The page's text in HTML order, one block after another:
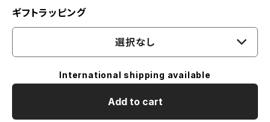
ギフトラッピング
選択なし
International shipping available
Add to cart